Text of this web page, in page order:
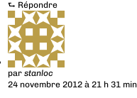
⮑ Répondre
parstanloc
24 novembre 2012 à 21 h 31 min